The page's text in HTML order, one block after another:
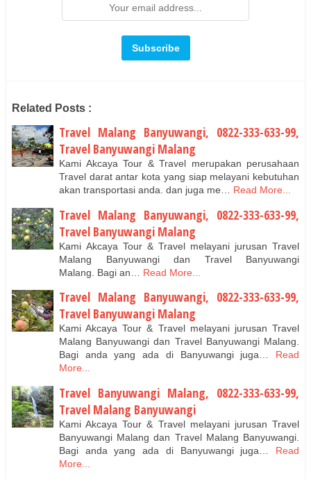
Related Posts :
Travel Malang Banyuwangi, 0822-333-633-99,
Travel Banyuwangi Malang
Kami Akcaya Tour & Travel merupakan perusahaan
Travel darat antar kota yang siap melayani kebutuhan
akan transportasi anda. dan juga me… Read More...
Travel Malang Banyuwangi, 0822-333-633-99,
Travel Banyuwangi Malang
Kami Akcaya Tour & Travel melayani jurusan Travel
Malang Banyuwangi dan Travel Banyuwangi
Malang. Bagi an…
Read More...
Travel Malang Banyuwangi, 0822-333-633-99,
Travel Banyuwangi Malang
Kami Akcaya Tour & Travel melayani jurusan Travel
Malang Banyuwangi dan Travel Banyuwangi Malang.
Bagi anda yang ada di Banyuwangi juga…
Read
More...
Travel Banyuwangi Malang, 0822-333-633-99,
Travel Malang Banyuwangi
Kami Akcaya Tour & Travel melayani jurusan Travel
Banyuwangi Malang dan Travel Malang Banyuwangi.
Bagi anda yang ada di Banyuwangi juga…
Read
More...